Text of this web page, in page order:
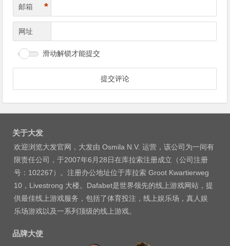
邮箱 *
网址
滑动解锁才能提交
关于大发
欢迎浏览大发官网，大发由 Osmila N.V. 运营，该公司为一间有
限责任公司，于2007年6月28日在库拉索注册成立（公司注册
号：102267）。注册办公地址位于库拉索 Groot Kwartierweg
10，Livestrong 大楼。Dafabet是世界领先的线上游戏网站，提
供最佳线上游戏服务，包括了体育投注，线上娱乐场，真人娱
乐场游戏以及一系列顶级的线上游戏。
品牌大使